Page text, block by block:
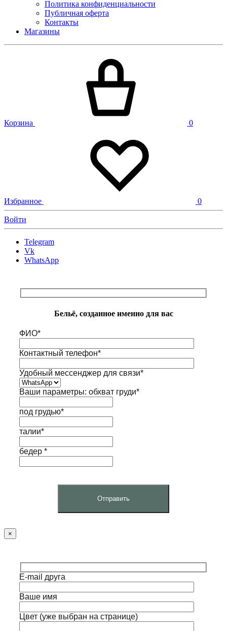
Политика конфиденциальности
Публичная оферта
Контакты
Магазины
Корзина 0
Избранное 0
Войти
Telegram
Vk
WhatsApp
Бельё, созданное именно для вас
ФИО*
Контактный телефон*
Удобный мессенджер для связи*
Ваши параметры: обхват груди*
под грудью*
талии*
бедер *
×
E-mail друга
Ваше имя
Цвет (уже выбран на странице)